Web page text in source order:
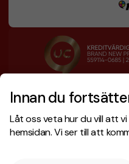
Innan du
Låt oss veta hur du vill att
hemsidan. Vi ser till att
Designskiss inom 1 h
Fri offert